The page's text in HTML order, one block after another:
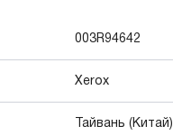
003R94642
Xerox
Тайвань (Китай)